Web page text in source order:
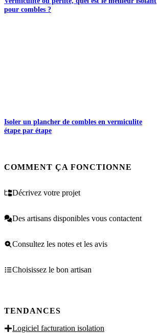
pour combles ?
Isoler un plancher de combles en vermiculite
étape par étape
COMMENT ÇA FONCTIONNE
Décrivez votre projet
Des artisans disponibles vous contactent
Consultez les notes et les avis
Choisissez le bon artisan
TENDANCES
Logiciel facturation isolation